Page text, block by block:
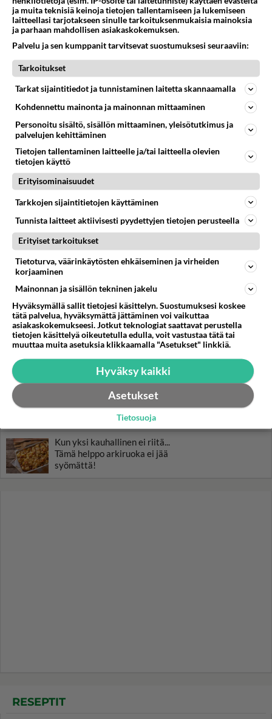
LUETUIMMAT
Muistatko? Kädestä suuhun
rahasalkun Henry-
miljonääriltä
ja Noora Louhimo vihdoinkin
yhdessä - Tätä moni jo odotti
Tiesitkö? Martina Aitolehden
isäpuoli on tämä suosittu
Danny, 83, teki yllättävän
teon - Missä on 25-vuotias
Helmi Loukasmäki?
Kun yksi kauhallinen ei riitä...
Tämä helppo arkiruoka ei jää
syömättä!
RESEPTIT
ja muita teknisiä keinoja tietojen tallentamiseen ja lukemiseen
laitteellasi tarjotakseen sinulle tarkoituksenmukaisia mainoksia
ja parhaan mahdollisen asiakaskokemuksen.
Palvelu ja sen kumppanit tarvitsevat suostumuksesi seuraaviin:
Tarkoitukset
Tarkat sijaintitiedot ja tunnistaminen laitetta skannaamalla
Kohdennettu mainonta ja mainonnan mittaaminen
Personoitu sisältö, sisällön mittaaminen, yleisötutkimus ja
palvelujen kehittäminen
Tietojen tallentaminen laitteelle ja/tai laitteella olevien
tietojen käyttö
Erityisominaisuudet
Tarkkojen sijaintitietojen käyttäminen
Tunnista laitteet aktiivisesti pyydettyjen tietojen perusteella
Erityiset tarkoitukset
Tietoturva, väärinkäytösten ehkäiseminen ja virheiden
korjaaminen
Mainonnan ja sisällön tekninen jakelu
Hyväksymällä sallit tietojesi käsittelyn. Suostumuksesi koskee
tätä palvelua, hyväksymättä jättäminen voi vaikuttaa
asiakaskokemukseesi. Jotkut teknologiat saattavat perustella
tietojen käsittelyä oikeutetulla edulla, voit vastustaa tätä tai
muuttaa muita asetuksia klikkaamalla "Asetukset" linkkiä.
Hyväksy kaikki
Asetukset
Tietosuoja